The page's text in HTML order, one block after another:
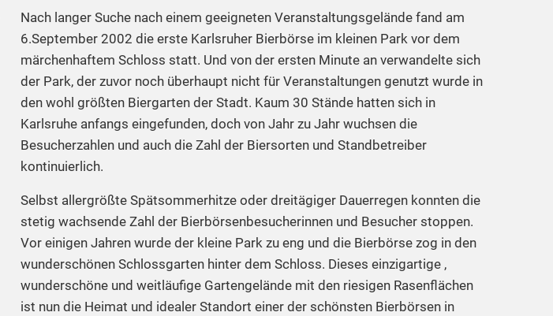
Nach langer Suche nach einem geeigneten Veranstaltungsgelände fand am
6.September 2002 die erste Karlsruher Bierbörse im kleinen Park vor dem
märchenhaftem Schloss statt. Und von der ersten Minute an verwandelte sich
der Park, der zuvor noch überhaupt nicht für Veranstaltungen genutzt wurde in
den wohl größten Biergarten der Stadt. Kaum 30 Stände hatten sich in
Karlsruhe anfangs eingefunden, doch von Jahr zu Jahr wuchsen die
Besucherzahlen und auch die Zahl der Biersorten und Standbetreiber
kontinuierlich.
Selbst allergrößte Spätsommerhitze oder dreitägiger Dauerregen konnten die
stetig wachsende Zahl der Bierbörsenbesucherinnen und Besucher stoppen.
Vor einigen Jahren wurde der kleine Park zu eng und die Bierbörse zog in den
wunderschönen Schlossgarten hinter dem Schloss. Dieses einzigartige ,
wunderschöne und weitläufige Gartengelände mit den riesigen Rasenflächen
ist nun die Heimat und idealer Standort einer der schönsten Bierbörsen in